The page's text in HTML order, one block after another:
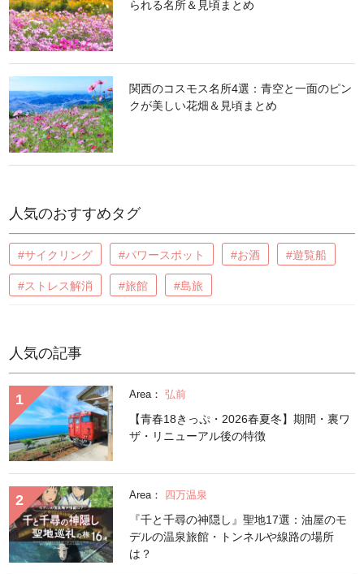
られる名所＆見頃まとめ
関西のコスモス名所4選：青空と一面のピン
クが美しい花畑＆見頃まとめ
人気のおすすめタグ
#サイクリング #パワースポット #お酒 #遊覧船
#ストレス解消 #旅館 #島旅
人気の記事
Area： 弘前
【青春18きっぷ・2026春夏冬】期間・裏ワ
ザ・リニューアル後の特徴
Area： 四万温泉
『千と千尋の神隠し』聖地17選：油屋のモ
デルの温泉旅館・トンネルや線路の場所
は？